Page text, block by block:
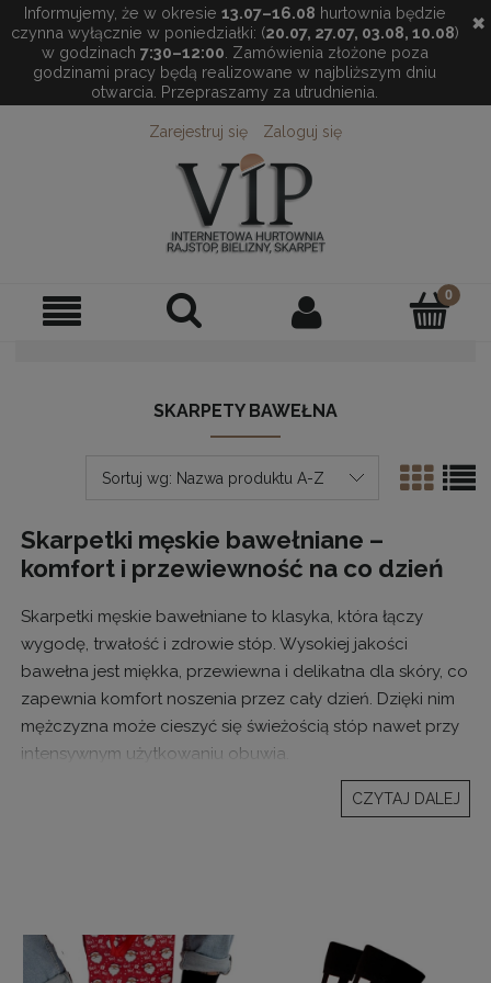
Informujemy, że w okresie 13.07–16.08 hurtownia będzie
czynna wyłącznie w poniedziałki: (20.07, 27.07, 03.08, 10.08)
w godzinach 7:30–12:00 . Zamówienia złożone poza
godzinami pracy będą realizowane w najbliższym dniu
otwarcia. Przepraszamy za utrudnienia.
✖
Zarejestruj się Zaloguj się
SKARPETY BAWEŁNA
Sortuj wg: Nazwa produktu A-Z
Skarpetki męskie bawełniane –
komfort i przewiewność na co dzień
Skarpetki męskie bawełniane to klasyka, która łączy
wygodę, trwałość i zdrowie stóp. Wysokiej jakości
bawełna jest miękka, przewiewna i delikatna dla skóry, co
zapewnia komfort noszenia przez cały dzień. Dzięki nim
mężczyzna może cieszyć się świeżością stóp nawet przy
intensywnym użytkowaniu obuwia.
W naszej ofercie znajdziesz skarpetki męskie bawełniane
Dlaczego warto wybrać skarpetki męskie
CZYTAJ DALEJ